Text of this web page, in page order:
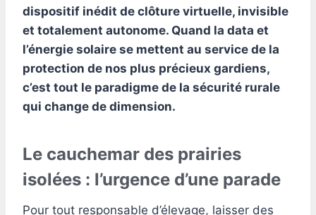
dispositif inédit de clôture virtuelle, invisible
et totalement autonome. Quand la data et
l’énergie solaire se mettent au service de la
protection de nos plus précieux gardiens,
c’est tout le paradigme de la sécurité rurale
qui change de dimension.
Le cauchemar des prairies
isolées : l’urgence d’une parade
Pour tout responsable d’élevage, laisser des